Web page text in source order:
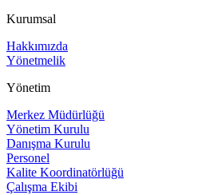
Kurumsal
Hakkımızda
Yönetmelik
Yönetim
Merkez Müdürlüğü
Yönetim Kurulu
Danışma Kurulu
Personel
Kalite Koordinatörlüğü
Çalışma Ekibi